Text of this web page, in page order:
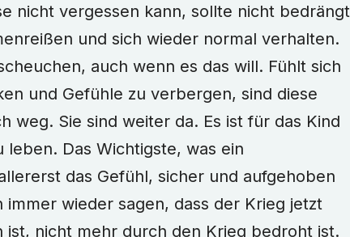
nicht vergessen kann, sollte nicht bedrängt
und sich wieder normal verhalten.
auch wenn es das will. Fühlt sich
und Gefühle zu verbergen, sind diese
weg. Sie sind weiter da. Es ist für das Kind
Das Wichtigste, was ein
das Gefühl, sicher und aufgehoben
wieder sagen, dass der Krieg jetzt
nicht mehr durch den Krieg bedroht ist.